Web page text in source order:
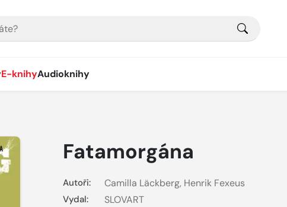
E-knihyAudioknihy
Fatamorgána
Autoři: Camilla Läckberg, Henrik Fexeus
Vydal: SLOVART